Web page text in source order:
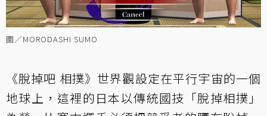
圖／MORODASHI SUMO
《脫掉吧 相撲》世界觀設定在平行宇宙的一個
地球上，這裡的日本以傳統國技「脫掉相撲」